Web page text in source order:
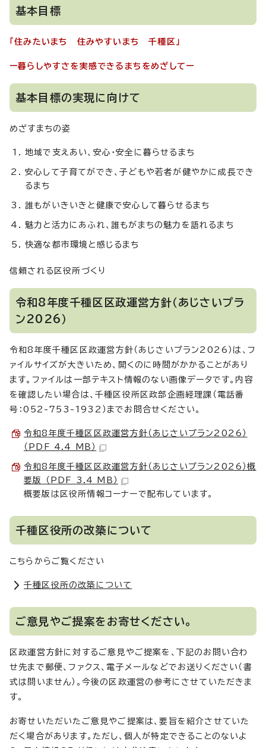
基本目標
「住みたいまち 住みやすいまち 千種区」
ー暮らしやすさを実感できるまちをめざしてー
基本目標の実現に向けて
めざすまちの姿
地域で支えあい、安心・安全に暮らせるまち
安心して子育てができ、子どもや若者が健やかに成長でき
るまち
誰もがいきいきと健康で安心して暮らせるまち
魅力と活力にあふれ、誰もがまちの魅力を語れるまち
快適な都市環境と感じるまち
信頼される区役所づくり
令和8年度千種区区政運営方針（あじさいプラ
ン2026）
令和8年度千種区区政運営方針（あじさいプラン2026）は、フ
ァイルサイズが大きいため、開くのに時間がかかることがあり
ます。ファイルは一部テキスト情報のない画像データです。内容
を確認したい場合は、千種区役所区政部企画経理課（電話番
号：052-753-1932）までお問合せください。
令和8年度千種区区政運営方針（あじさいプラン2026）
（PDF 4.4 MB）
令和8年度千種区区政運営方針（あじさいプラン2026）概
要版 （PDF 3.4 MB）
概要版は区役所情報コーナーで配布しています。
千種区役所の改築について
こちらからご覧ください
千種区役所の改築について
ご意見やご提案をお寄せください。
区政運営方針に対するご意見やご提案を、下記のお問い合わ
せ先まで郵便、ファクス、電子メールなどでお送りください（書
式は問いません）。今後の区政運営の参考にさせていただきま
す。
お寄せいただいたご意見やご提案は、要旨を紹介させていた
だく場合があります。ただし、個人が特定できることのないよ